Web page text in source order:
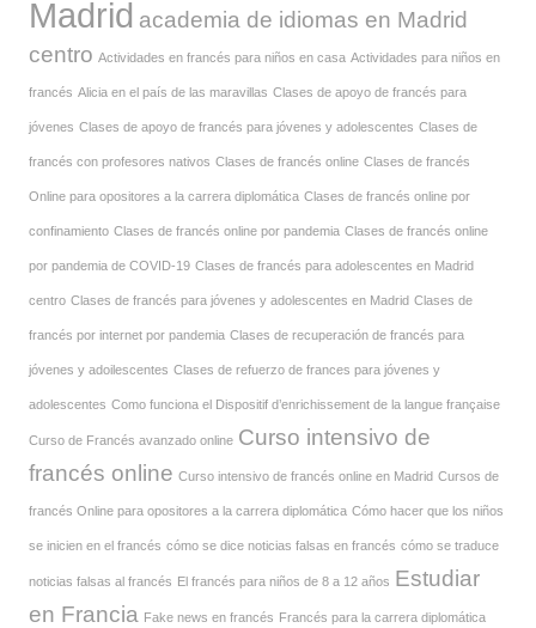
Madrid academia de idiomas en Madrid
centro Actividades en francés para niños en casa Actividades para niños en
francés Alicia en el país de las maravillas Clases de apoyo de francés para
jóvenes Clases de apoyo de francés para jóvenes y adolescentes Clases de
francés con profesores nativos Clases de francés online Clases de francés
Online para opositores a la carrera diplomática Clases de francés online por
confinamiento Clases de francés online por pandemia Clases de francés online
por pandemia de COVID-19 Clases de francés para adolescentes en Madrid
centro Clases de francés para jóvenes y adolescentes en Madrid Clases de
francés por internet por pandemia Clases de recuperación de francés para
jóvenes y adoilescentes Clases de refuerzo de frances para jóvenes y
adolescentes Como funciona el Dispositif d’enrichissement de la langue française
Curso de Francés avanzado online Curso intensivo de
francés online Curso intensivo de francés online en Madrid Cursos de
francés Online para opositores a la carrera diplomática Cómo hacer que los niños
se inicien en el francés cómo se dice noticias falsas en francés cómo se traduce
noticias falsas al francés El francés para niños de 8 a 12 años Estudiar
en Francia Fake news en francés Francés para la carrera diplomática